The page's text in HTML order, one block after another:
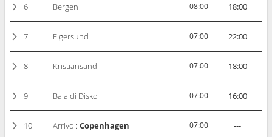
6 Bergen 08:00 18:00
7 Eigersund 07:00 22:00
8 Kristiansand 07:00 18:00
9 Baia di Disko 07:00 16:00
10 Arrivo :Copenhagen 07:00 ---